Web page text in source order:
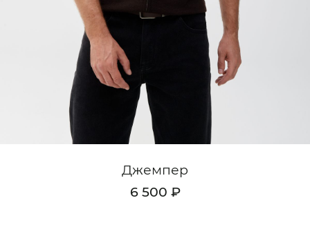
Джемпер
6 500 ₽
Кардиганы
Комплекты
Лонгсливы
Рубашки